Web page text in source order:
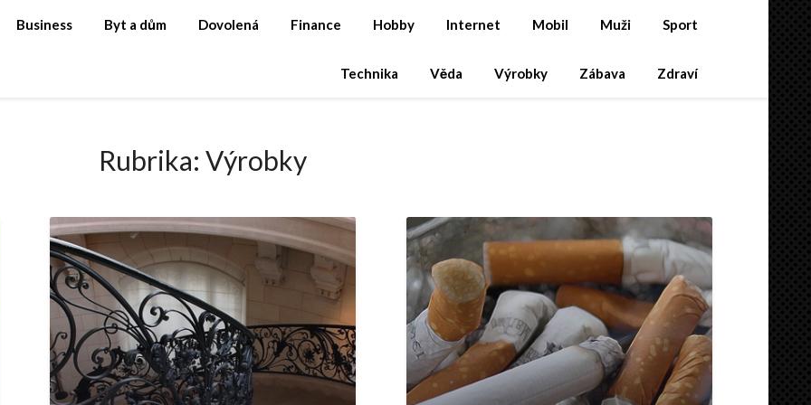
Business Byt a dům Dovolená Finance Hobby Internet Mobil Muži Sport
Technika Věda Výrobky Zábava Zdraví
Rubrika: Výrobky